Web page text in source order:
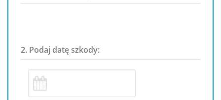
2. Podaj datę szkody: